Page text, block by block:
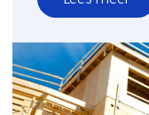
over
Maak
infrastructuur
slimmer
en